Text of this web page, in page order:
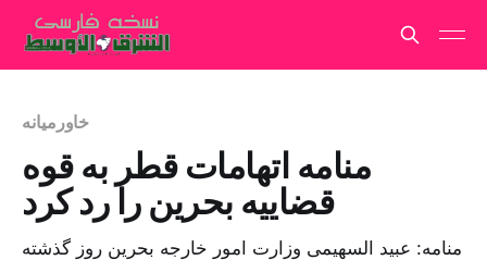
خاورمیانه
منامه اتهامات قطر به قوه
قضاییه بحرین را رد کرد
منامه: عبید السهیمی وزارت امور خارجه بحرین روز گذشته